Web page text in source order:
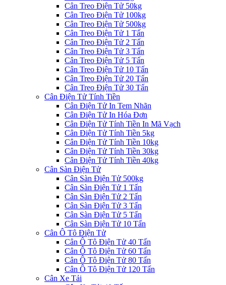
Cân Treo Điện Tử 50kg
Cân Treo Điện Tử 100kg
Cân Treo Điện Tử 500kg
Cân Treo Điện Tử 1 Tấn
Cân Treo Điện Tử 2 Tấn
Cân Treo Điện Tử 3 Tấn
Cân Treo Điện Tử 5 Tấn
Cân Treo Điện Tử 10 Tấn
Cân Treo Điện Tử 20 Tấn
Cân Treo Điện Tử 30 Tấn
Cân Điện Tử Tính Tiền
Cân Điện Tử In Tem Nhãn
Cân Điện Tử In Hóa Đơn
Cân Điện Tử Tính Tiền In Mã Vạch
Cân Điện Tử Tính Tiền 5kg
Cân Điện Tử Tính Tiền 10kg
Cân Điện Tử Tính Tiền 30kg
Cân Điện Tử Tính Tiền 40kg
Cân Sàn Điện Tử
Cân Sàn Điện Tử 500kg
Cân Sàn Điện Tử 1 Tấn
Cân Sàn Điện Tử 2 Tấn
Cân Sàn Điện Tử 3 Tấn
Cân Sàn Điện Tử 5 Tấn
Cân Sàn Điện Tử 10 Tấn
Cân Ô Tô Điện Tử
Cân Ô Tô Điện Tử 40 Tấn
Cân Ô Tô Điện Tử 60 Tấn
Cân Ô Tô Điện Tử 80 Tấn
Cân Ô Tô Điện Tử 120 Tấn
Cân Xe Tải